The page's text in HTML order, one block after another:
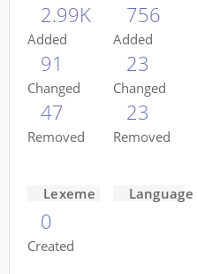
2.99K
Added
91
Changed
47
Removed
756
Added
23
Changed
23
Removed
Lexeme
0
Created
Language